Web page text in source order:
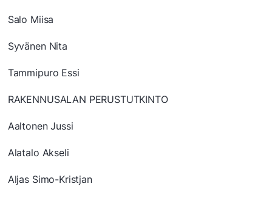
Salo Miisa
Syvänen Nita
Tammipuro Essi
RAKENNUSALAN PERUSTUTKINTO
Aaltonen Jussi
Alatalo Akseli
Aljas Simo-Kristjan